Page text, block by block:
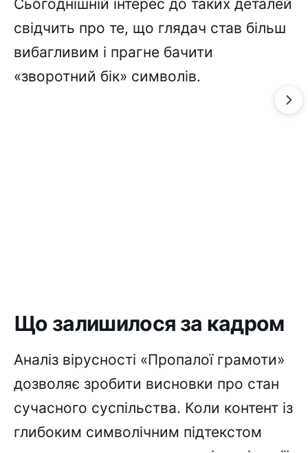
Сьогоднішній інтерес до таких деталей
свідчить про те, що глядач став більш
вибагливим і прагне бачити
«зворотний бік» символів.
Що залишилося за кадром
Аналіз вірусності «Пропалої грамоти»
дозволяє зробити висновки про стан
сучасного суспільства. Коли контент із
глибоким символічним підтекстом